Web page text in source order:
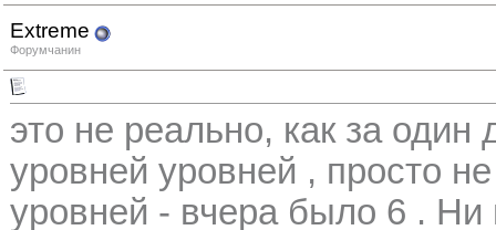
Extreme
Форумчанин
это не реально, как за один
уровней уровней , просто
уровней - вчера было 6 . Ни